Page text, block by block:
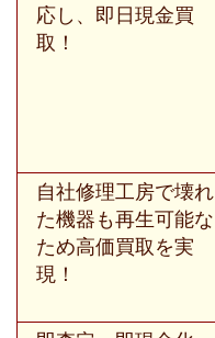
応し、即日現金買
取！
自社修理工房で壊れ
た機器も再生可能な
ため高価買取を実
現！